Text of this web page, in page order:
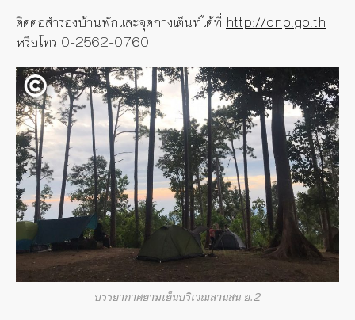
ติดต่อสำรองบ้านพักและจุดกางเต็นท์ได้ที่ http://dnp.go.th
หรือโทร 0-2562-0760
บรรยากาศยามเย็นบริเวณลานสน ย.2